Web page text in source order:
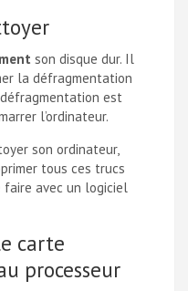
son disque dur. Il
la défragmentation
est
l’ordinateur.
son ordinateur,
tous ces trucs
avec un logiciel
carte
processeur